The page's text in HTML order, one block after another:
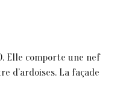
Elle comporte une nef
d’ardoises. La façade